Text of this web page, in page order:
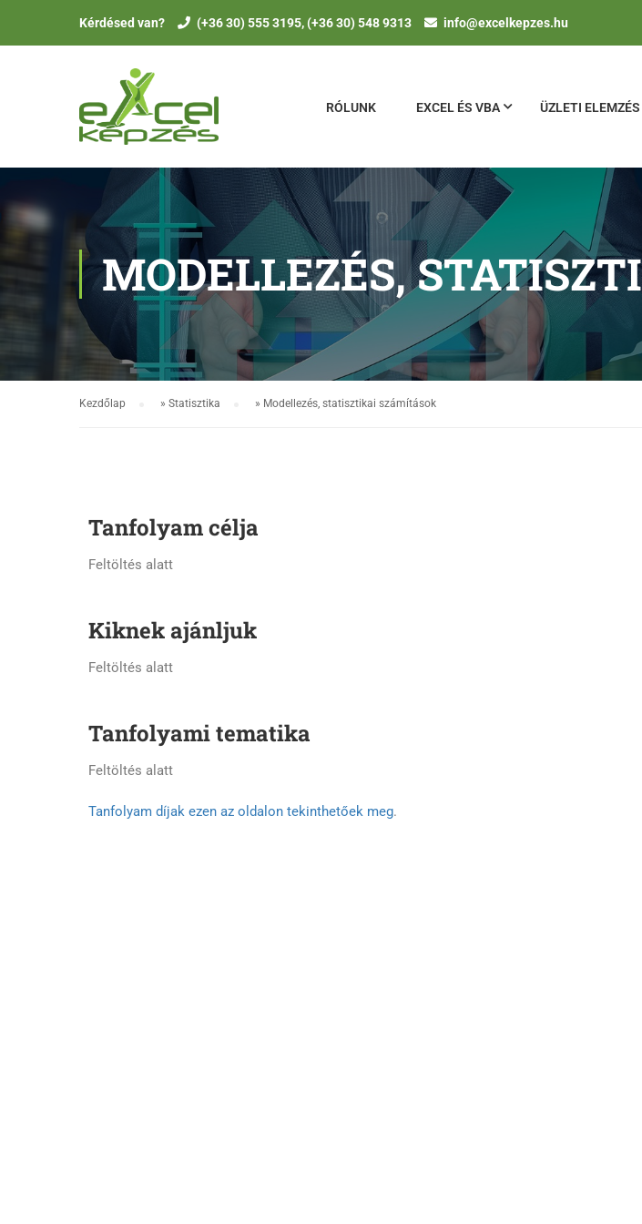
Kérdésed van? (+36 30) 555 3195, (+36 30) 548 9313 info@excelkepzes.hu
RÓLUNK EXCEL ÉS VBA ÜZLETI ELEMZÉS
MODELLEZÉS,
Kezdőlap » Statisztika » Modellezés, statisztikai számítások
Tanfolyam célja
Feltöltés alatt
Kiknek ajánljuk
Feltöltés alatt
Tanfolyami tematika
Feltöltés alatt
Tanfolyam díjak ezen az oldalon tekinthetőek meg.